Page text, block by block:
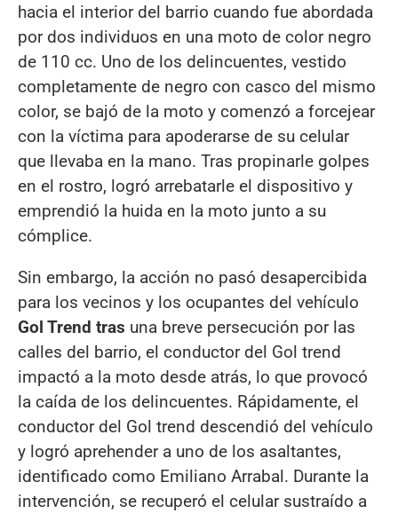
hacia el interior del barrio cuando fue abordada
por dos individuos en una moto de color negro
de 110 cc. Uno de los delincuentes, vestido
completamente de negro con casco del mismo
color, se bajó de la moto y comenzó a forcejear
con la víctima para apoderarse de su celular
que llevaba en la mano. Tras propinarle golpes
en el rostro, logró arrebatarle el dispositivo y
emprendió la huida en la moto junto a su
cómplice.
Sin embargo, la acción no pasó desapercibida
para los vecinos y los ocupantes del vehículo
Gol Trend tras una breve persecución por las
calles del barrio, el conductor del Gol trend
impactó a la moto desde atrás, lo que provocó
la caída de los delincuentes. Rápidamente, el
conductor del Gol trend descendió del vehículo
y logró aprehender a uno de los asaltantes,
identificado como Emiliano Arrabal. Durante la
intervención, se recuperó el celular sustraído a